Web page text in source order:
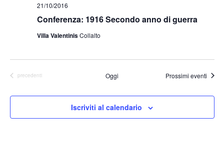
Conferenza: 1916 Secondo anno di guerra
21/10/2016
Villa ValentinisCollalto
Eventi
precedenti Oggi Prossimi eventi
Iscriviti al calendario